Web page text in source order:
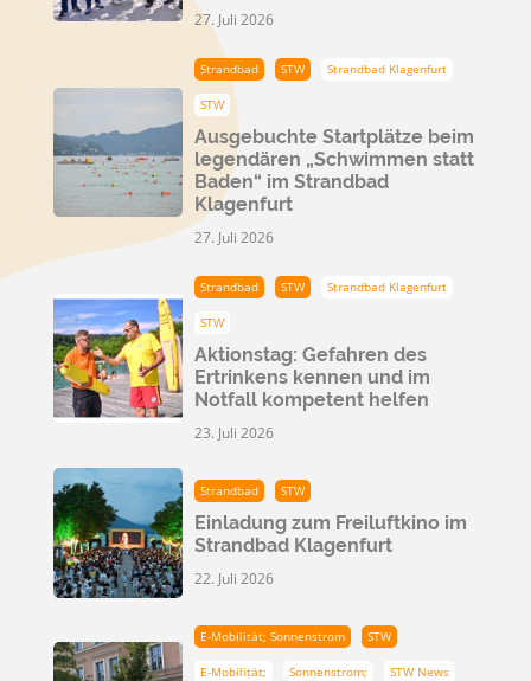
27. Juli 2026
Strandbad STW Strandbad Klagenfurt
STW
Ausgebuchte Startplätze beim
legendären „Schwimmen statt
Baden“ im Strandbad
Klagenfurt
27. Juli 2026
Strandbad STW Strandbad Klagenfurt
STW
Aktionstag: Gefahren des
Ertrinkens kennen und im
Notfall kompetent helfen
23. Juli 2026
Strandbad STW
Einladung zum Freiluftkino im
Strandbad Klagenfurt
22. Juli 2026
E-Mobilität; Sonnenstrom STW
E-Mobilität; Sonnenstrom; STW News